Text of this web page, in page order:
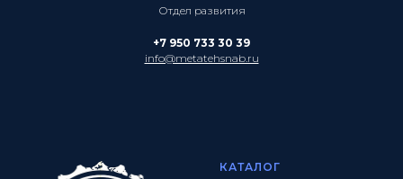
Отдел развития
+7 950 733 30 39
info@metatehsnab.ru
КАТАЛОГ